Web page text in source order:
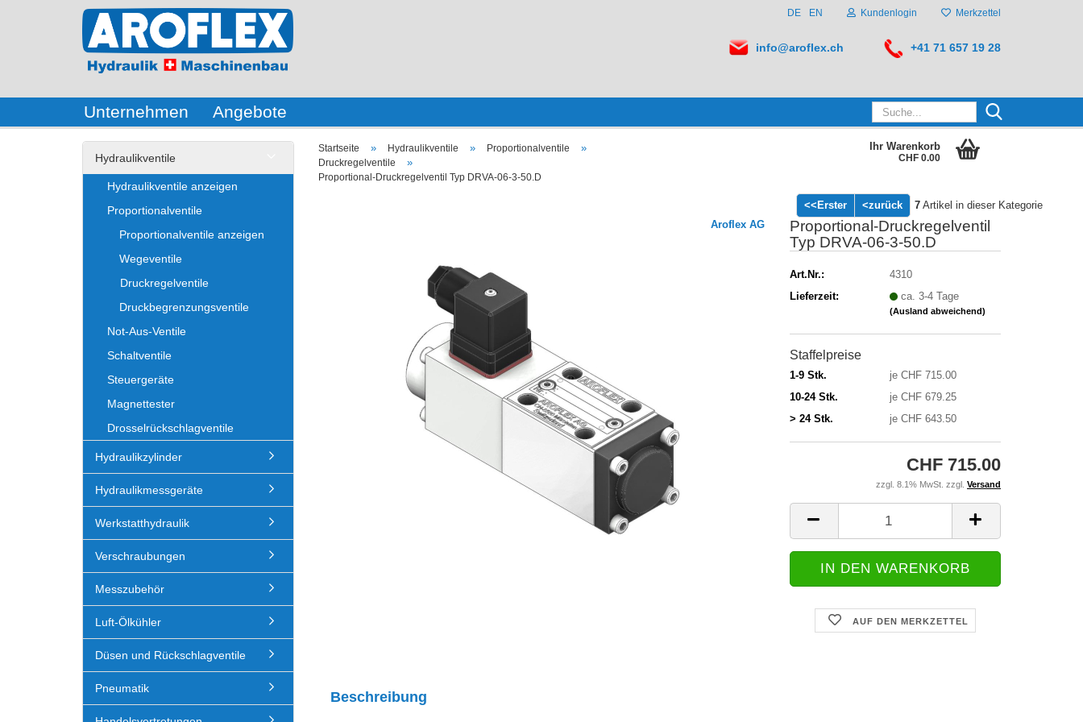
DE EN Kundenlogin Merkzettel
info@aroflex.ch +41 71 657 19 28
Unternehmen Angebote Suche...
Startseite » Hydraulikventile » Proportionalventile »
Druckregelventile »
Proportional-Druckregelventil Typ DRVA-06-3-50.D
Ihr Warenkorb
CHF 0.00
<<Erster <zurück 7Artikel in dieser Kategorie
Aroflex AG
Proportional-Druckregelventil
Typ DRVA-06-3-50.D
Art.Nr.:
4310
Lieferzeit:
ca. 3-4 Tage
(Ausland abweichend)
Staffelpreise
1-9 Stk.
je CHF 715.00
10-24 Stk.
je CHF 679.25
> 24 Stk.
je CHF 643.50
CHF 715.00
zzgl. 8.1% MwSt. zzgl. Versand
AUF DEN MERKZETTEL
Beschreibung
Hydraulikventile
Hydraulikventile anzeigen
Proportionalventile
Proportionalventile anzeigen
Wegeventile
Druckregelventile
Druckbegrenzungsventile
Not-Aus-Ventile
Schaltventile
Steuergeräte
Magnettester
Drosselrückschlagventile
Hydraulikzylinder
Hydraulikmessgeräte
Werkstatthydraulik
Verschraubungen
Messzubehör
Luft-Ölkühler
Düsen und Rückschlagventile
Pneumatik